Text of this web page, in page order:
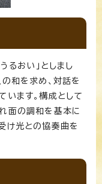
るおい」としまし
和を求め、対話を
います。構成として
面の調和を基本に
け光との協奏曲を